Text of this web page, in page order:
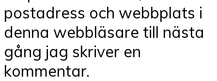
postadress och webbplats i
denna webbläsare till nästa
gång jag skriver en
kommentar.